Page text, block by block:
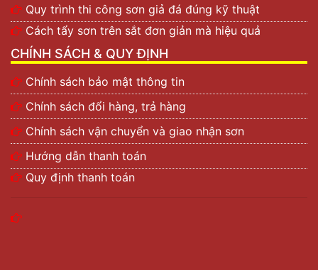
Quy trình thi công sơn giả đá đúng kỹ thuật
Cách tẩy sơn trên sắt đơn giản mà hiệu quả
CHÍNH SÁCH & QUY ĐỊNH
Chính sách bảo mật thông tin
Chính sách đổi hàng, trả hàng
Chính sách vận chuyển và giao nhận sơn
Hướng dẫn thanh toán
Quy định thanh toán